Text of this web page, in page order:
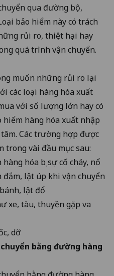
qua đường bộ,
bảo hiểm này có trách
rủi ro, thiệt hại hay
quá trình vận chuyển.
muốn những rủi ro lại
các loại hàng hóa xuất
với số lượng lớn hay có
hiểm hàng hóa xuất nhập
Các trường hợp được
trong vài đầu mục sau:
hóa bị sự cố cháy, nổ
đắm, lật úp khi vận chuyển
lật đổ
xe, tàu, thuyền gặp va
dỡ
bằng đường hàng